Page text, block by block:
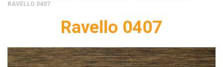
RAVELLO 0407
Ravello 0407